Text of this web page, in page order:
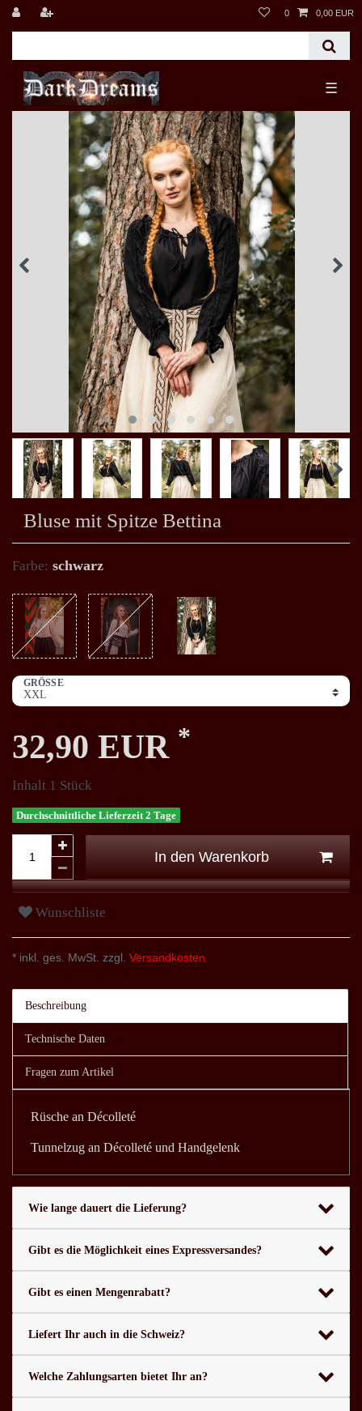
0 0,00 EUR
☰
Bluse mit Spitze Bettina
Farbe: schwarz
GRÖSSE
32,90 EUR *
Inhalt 1 Stück
Durchschnittliche Lieferzeit 2 Tage
In den Warenkorb
Wunschliste
* inkl. ges. MwSt. zzgl. Versandkosten
Beschreibung
Technische Daten
Fragen zum Artikel
Rüsche an Décolleté
Tunnelzug an Décolleté und Handgelenk
Wie lange dauert die Lieferung?
Gibt es die Möglichkeit eines Expressversandes?
Gibt es einen Mengenrabatt?
Liefert Ihr auch in die Schweiz?
Welche Zahlungsarten bietet Ihr an?